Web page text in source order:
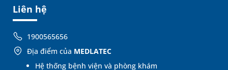
Liên hệ
1900565656
Địa điểm của MEDLATEC
Hệ thống bệnh viện và phòng khám